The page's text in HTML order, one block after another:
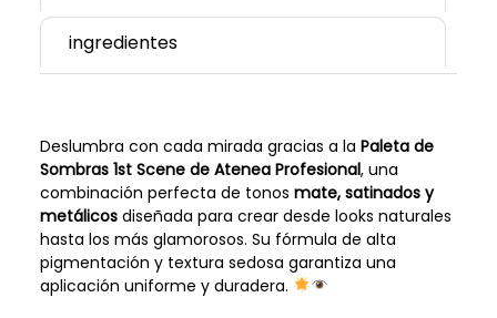
ingredientes
Deslumbra con cada mirada gracias a la Paleta de
Sombras 1st Scene de Atenea Profesional, una
combinación perfecta de tonos mate, satinados y
metálicosdiseñada para crear desde looks naturales
hasta los más glamorosos. Su fórmula de alta
pigmentación y textura sedosa garantiza una
aplicación uniforme y duradera.